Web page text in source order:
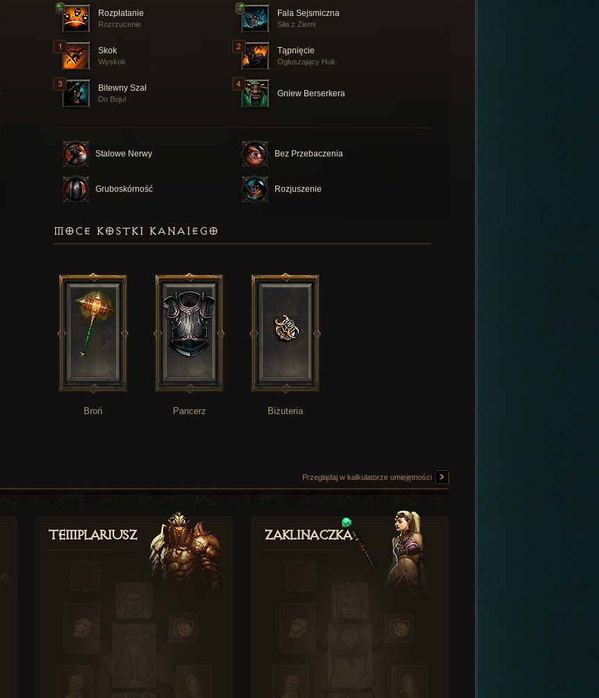
Rozpłatanie
Rozrzucenie
Fala Sejsmiczna
Siła z Ziemi
Skok
Wyskok
Tąpnięcie
Ogłuszający Huk
Bitewny Szał
Do Boju!
Gniew Berserkera
Stalowe Nerwy Bez Przebaczenia
Gruboskórność Rozjuszenie
MOCE KOSTKI KANAIEGO
Broń Pancerz Biżuteria
Przeglądaj w kalkulatorze umiejętności
Templariusz Zaklinaczka